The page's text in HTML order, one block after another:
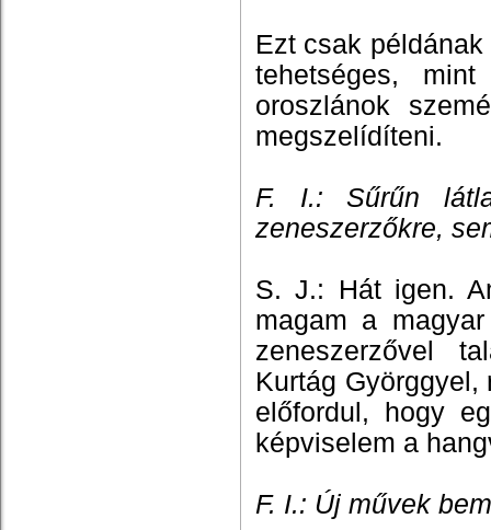
Ezt csak
tehetséges,
oroszlánok
megszelídíteni.
F. I.: Sűrűn
zeneszerzőkre,
S. J.: Hát igen.
magam a
zeneszerzővel
Kurtág
előfordul, hogy
képviselem a
F. I.: Új művek